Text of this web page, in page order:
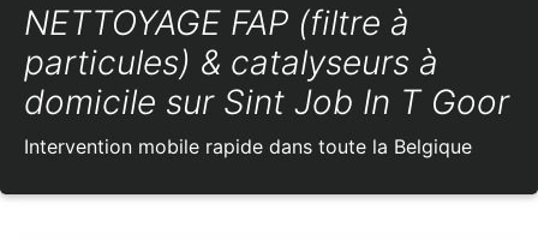
NETTOYAGE FAP (filtre à
particules) & catalyseurs à
domicile sur Sint Job In T Goor
Intervention mobile rapide dans toute la Belgique